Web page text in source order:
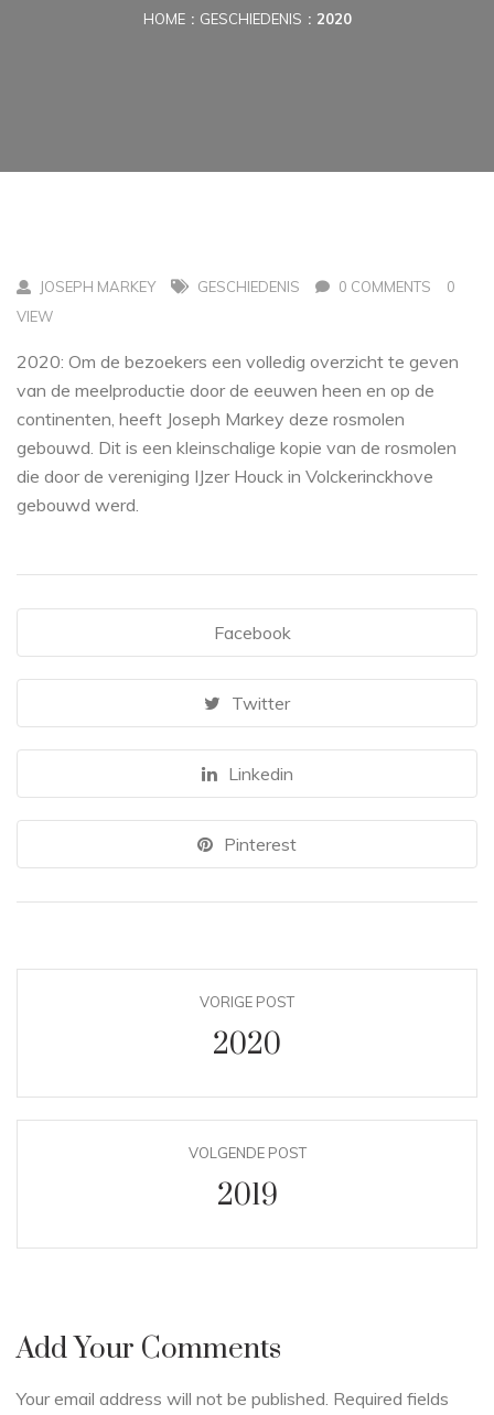
HOME GESCHIEDENIS 2020
JOSEPH MARKEY GESCHIEDENIS 0 COMMENTS
0
VIEW
2020: Om de bezoekers een volledig overzicht te geven
van de meelproductie door de eeuwen heen en op de
continenten, heeft Joseph Markey deze rosmolen
gebouwd. Dit is een kleinschalige kopie van de rosmolen
die door de vereniging IJzer Houck in Volckerinckhove
gebouwd werd.
Facebook
Twitter
Linkedin
Pinterest
VORIGE POST
2020
VOLGENDE POST
2019
Add Your Comments
Your email address will not be published. Required fields